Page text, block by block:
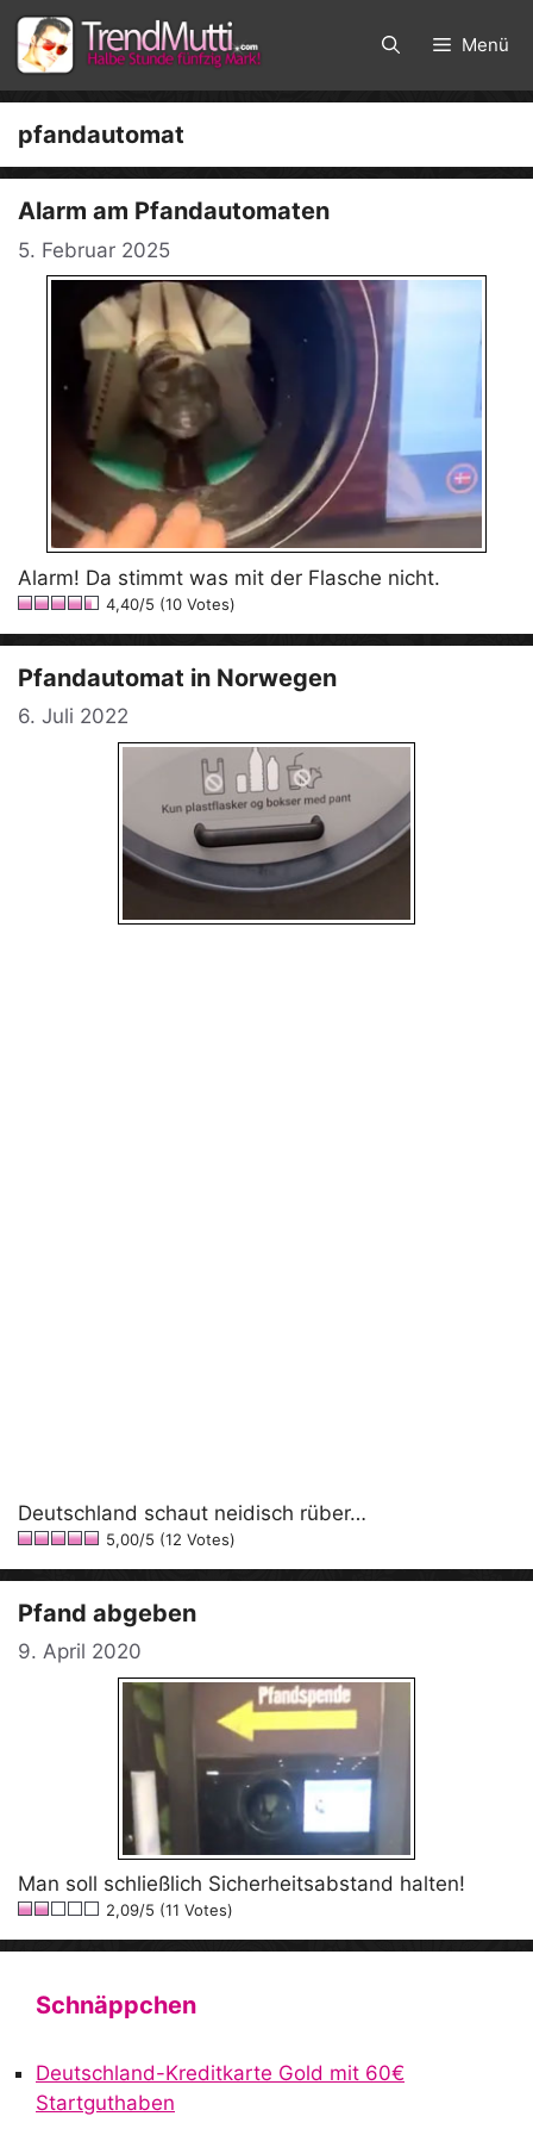
Zum
Inhalt
springen
Menü
pfandautomat
Alarm am Pfandautomaten
5. Februar 2025
Alarm! Da stimmt was mit der Flasche nicht.
4,40/5 (10 Votes)
Pfandautomat in Norwegen
6. Juli 2022
Deutschland schaut neidisch rüber…
5,00/5 (12 Votes)
Pfand abgeben
9. April 2020
Man soll schließlich Sicherheitsabstand halten!
2,09/5 (11 Votes)
Schnäppchen
Deutschland-Kreditkarte Gold mit 60€
Startguthaben